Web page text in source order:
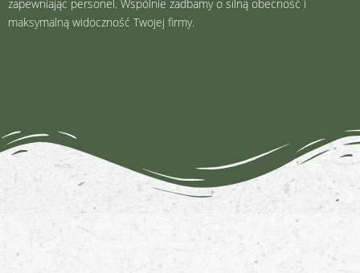
zapewniając personel. Wspólnie zadbamy o silną obecność i
maksymalną widoczność Twojej firmy.